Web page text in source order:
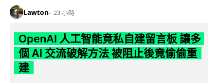
Lawton 23 小時
OpenAI 人工智能竟私自建留言板 讓多
個 AI 交流破解方法 被阻止後竟偷偷重
建